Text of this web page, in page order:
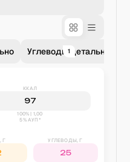
Углеводы детально
1
ККАЛ
97
100% | 1,00
5% АУП*
Г УГЛЕВОДЫ, Г
25